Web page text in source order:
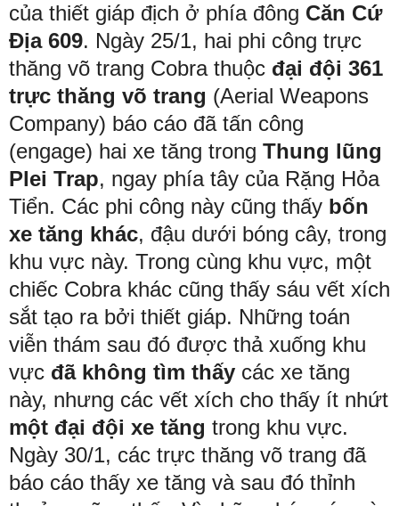
của thiết giáp địch ở phía đông Căn Cứ
Địa 609. Ngày 25/1, hai phi công trực
thăng võ trang Cobra thuộc đại đội 361
trực thăng võ trang (Aerial Weapons
Company) báo cáo đã tấn công
(engage) hai xe tăng trong Thung lũng
Plei Trap, ngay phía tây của Rặng Hỏa
Tiển. Các phi công này cũng thấy bốn
xe tăng khác, đậu dưới bóng cây, trong
khu vực này. Trong cùng khu vực, một
chiếc Cobra khác cũng thấy sáu vết xích
sắt tạo ra bởi thiết giáp. Những toán
viễn thám sau đó được thả xuống khu
vực đã không tìm thấy các xe tăng
này, nhưng các vết xích cho thấy ít nhứt
một đại đội xe tăng trong khu vực.
Ngày 30/1, các trực thăng võ trang đã
báo cáo thấy xe tăng và sau đó thỉnh